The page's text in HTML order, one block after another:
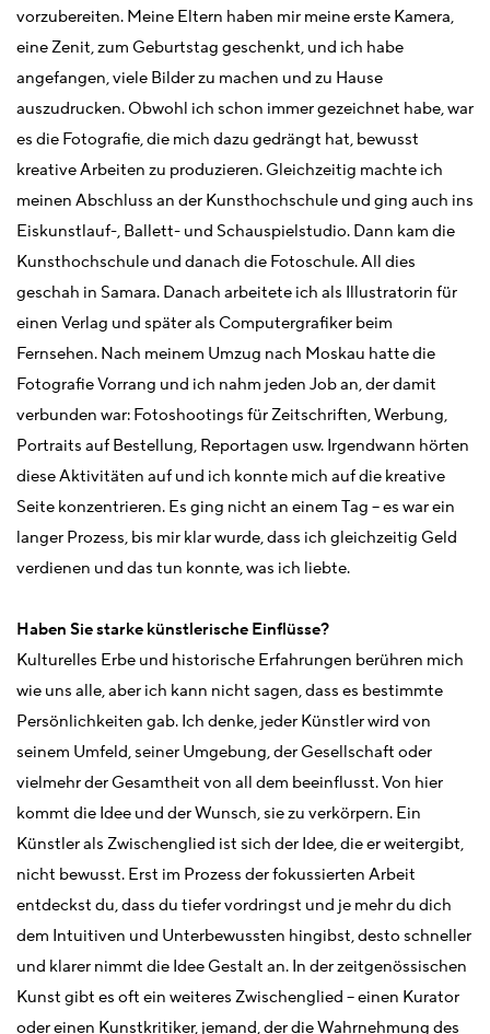
vorzubereiten. Meine Eltern haben mir meine erste Kamera,
eine Zenit, zum Geburtstag geschenkt, und ich habe
angefangen, viele Bilder zu machen und zu Hause
auszudrucken. Obwohl ich schon immer gezeichnet habe, war
es die Fotografie, die mich dazu gedrängt hat, bewusst
kreative Arbeiten zu produzieren. Gleichzeitig machte ich
meinen Abschluss an der Kunsthochschule und ging auch ins
Eiskunstlauf-, Ballett- und Schauspielstudio. Dann kam die
Kunsthochschule und danach die Fotoschule. All dies
geschah in Samara. Danach arbeitete ich als Illustratorin für
einen Verlag und später als Computergrafiker beim
Fernsehen. Nach meinem Umzug nach Moskau hatte die
Fotografie Vorrang und ich nahm jeden Job an, der damit
verbunden war: Fotoshootings für Zeitschriften, Werbung,
Portraits auf Bestellung, Reportagen usw. Irgendwann hörten
diese Aktivitäten auf und ich konnte mich auf die kreative
Seite konzentrieren. Es ging nicht an einem Tag – es war ein
langer Prozess, bis mir klar wurde, dass ich gleichzeitig Geld
verdienen und das tun konnte, was ich liebte.
Haben Sie starke künstlerische Einflüsse?
Kulturelles Erbe und historische Erfahrungen berühren mich
wie uns alle, aber ich kann nicht sagen, dass es bestimmte
Persönlichkeiten gab. Ich denke, jeder Künstler wird von
seinem Umfeld, seiner Umgebung, der Gesellschaft oder
vielmehr der Gesamtheit von all dem beeinflusst. Von hier
kommt die Idee und der Wunsch, sie zu verkörpern. Ein
Künstler als Zwischenglied ist sich der Idee, die er weitergibt,
nicht bewusst. Erst im Prozess der fokussierten Arbeit
entdeckst du, dass du tiefer vordringst und je mehr du dich
dem Intuitiven und Unterbewussten hingibst, desto schneller
und klarer nimmt die Idee Gestalt an. In der zeitgenössischen
Kunst gibt es oft ein weiteres Zwischenglied – einen Kurator
oder einen Kunstkritiker, jemand, der die Wahrnehmung des